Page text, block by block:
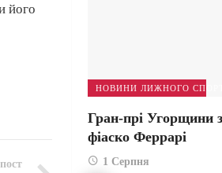
його
НОВИНИ ЛИЖНОГО
Гран-прі Угорщини
фіаско Феррарі
1 Серпня